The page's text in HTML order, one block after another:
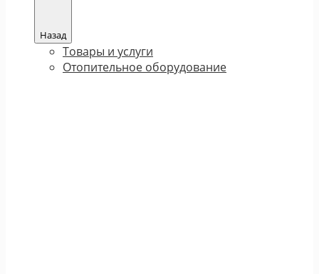
Назад
Товары и услуги
Отопительное оборудование